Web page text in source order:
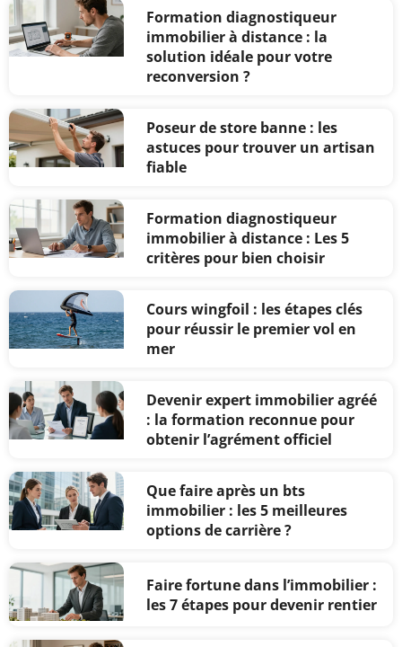
Formation diagnostiqueur
immobilier à distance : la
solution idéale pour votre
reconversion ?
Poseur de store banne : les
astuces pour trouver un artisan
fiable
Formation diagnostiqueur
immobilier à distance : Les 5
critères pour bien choisir
Cours wingfoil : les étapes clés
pour réussir le premier vol en
mer
Devenir expert immobilier agréé
: la formation reconnue pour
obtenir l’agrément officiel
Que faire après un bts
immobilier : les 5 meilleures
options de carrière ?
Faire fortune dans l’immobilier :
les 7 étapes pour devenir rentier